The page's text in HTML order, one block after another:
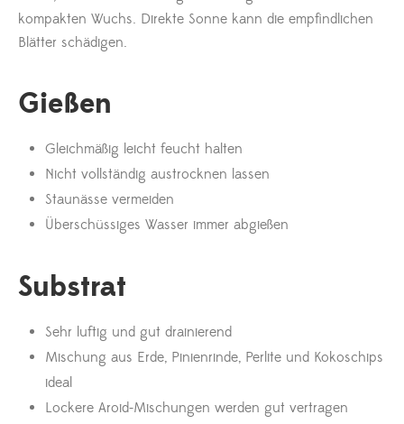
kompakten Wuchs. Direkte Sonne kann die empfindlichen
Blätter schädigen.
Gießen
Gleichmäßig leicht feucht halten
Nicht vollständig austrocknen lassen
Staunässe vermeiden
Überschüssiges Wasser immer abgießen
Substrat
Sehr luftig und gut drainierend
Mischung aus Erde, Pinienrinde, Perlite und Kokoschips
ideal
Lockere Aroid-Mischungen werden gut vertragen